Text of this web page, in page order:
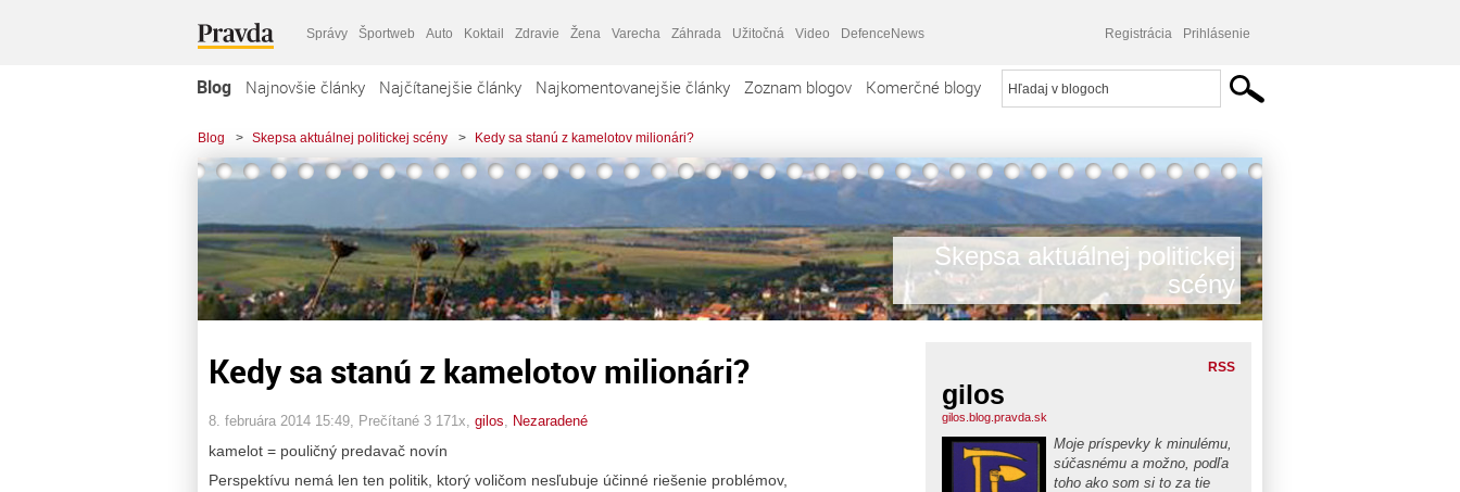
Správy Športweb Auto Koktail Zdravie Žena Varecha Záhrada Užitočná Video DefenceNews Registrácia Prihlásenie
Blog Najnovšie články Najčítanejšie články Najkomentovanejšie články Zoznam blogov Komerčné blogy
Blog > Skepsa aktuálnej politickej scény > Kedy sa stanú z kamelotov milionári?
Skepsa aktuálnej politickej
scény
Kedy sa stanú z kamelotov milionári?
8. februára 2014 15:49 , Prečítané 3 171x, gilos Nezaradené
kamelot = pouličný predavač novín
Perspektívu nemá len ten politik, ktorý voličom nesľubuje účinné riešenie problémov,
RSS
gilos
gilos.blog.pravda.sk
Moje príspevky k minulému,
súčasnému a možno, podľa
toho ako som si to za tie